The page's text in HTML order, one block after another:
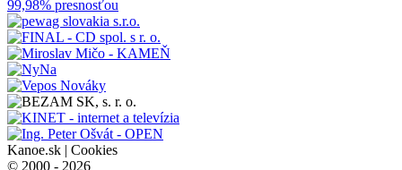
Kanoe.sk | Cookies
© 2000 - 2026